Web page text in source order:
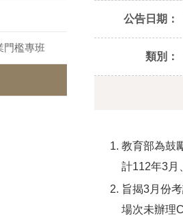
公告日期：
類別：
教育部為鼓
計112年3月
旨揭3月份
場次未辦理
門檻專班